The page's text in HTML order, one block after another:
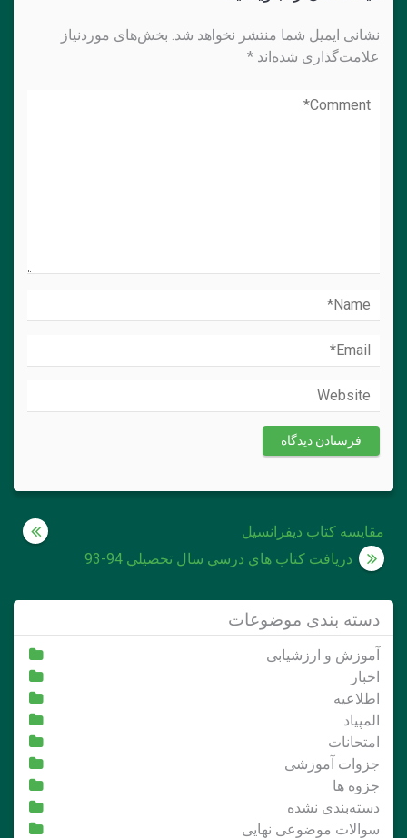
نشانی ایمیل شما منتشر نخواهد شد. بخش‌های موردنیاز
علامت‌گذاری شده‌اند *
راهبری
نوشته
مقايسه كتاب ديفرانسيل
دريافت كتاب هاي درسي سال تحصيلي 94-93
دسته بندی موضوعات
آموزش و ارزشیابی
اخبار
اطلاعیه
المپیاد
امتحانات
جزوات آموزشی
جزوه ها
دسته‌بندی نشده
سوالات موضوعی نهایی